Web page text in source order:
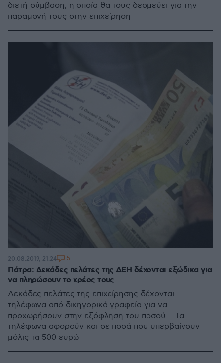
διετή σύμβαση, η οποία θα τους δεσμεύει για την
παραμονή τους στην επιχείρηση
Πάτρα: Δεκάδες πελάτες της ΔΕΗ δέχονται εξώδικα για
να πληρώσουν το χρέος τους
Δεκάδες πελάτες της επιχείρησης δέχονται
τηλέφωνα από δικηγορικά γραφεία για να
προχωρήσουν στην εξόφληση του ποσού – Τα
τηλέφωνα αφορούν και σε ποσά που υπερβαίνουν
μόλις τα 500 ευρώ
20.08.2019, 21:24 5